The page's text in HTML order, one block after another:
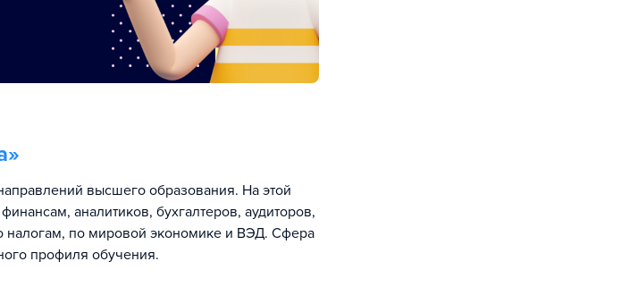
»
высшего образования. На этой
аналитиков, бухгалтеров, аудиторов,
налогам, по мировой экономике и ВЭД. Сфера
профиля обучения.